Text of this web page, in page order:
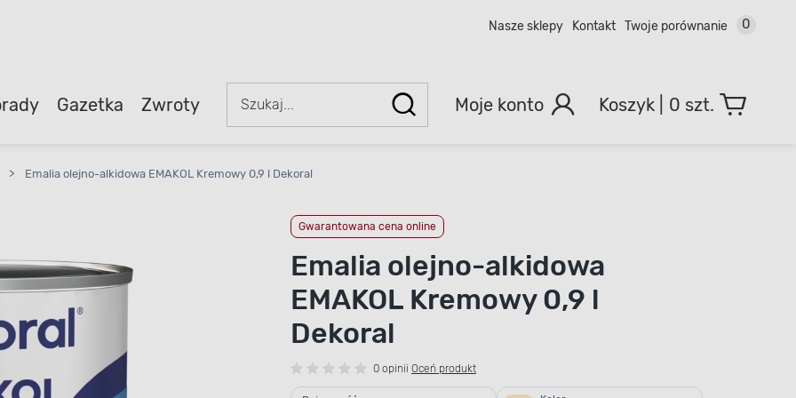
Nasze sklepy Kontakt Twoje porównanie 0
Gazetka Zwroty Moje konto 0 szt.
> Emalia olejno-alkidowa EMAKOL Kremowy 0,9 l Dekoral
Gwarantowana cena online
Emalia olejno-alkidowa
EMAKOL Kremowy 0,9 l
Dekoral
0 opinii Oceń produkt